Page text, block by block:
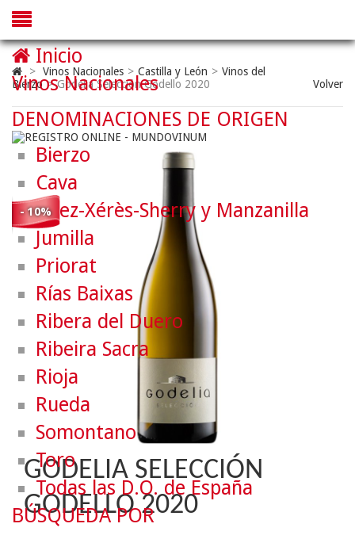
> Vinos Nacionales > Castilla y León > Vinos del
Bierzo > Godelia Selección Godello 2020 Volver
- 10%
GODELIA SELECCIÓN
GODELLO 2020
Inicio
Vinos Nacionales
DENOMINACIONES DE ORIGEN
Bierzo
Cava
Jerez-Xérès-Sherry y Manzanilla
Jumilla
Priorat
Rías Baixas
Ribera del Duero
Ribeira Sacra
Rioja
Rueda
Somontano
Toro
Todas las D.O. de España
BÚSQUEDA POR